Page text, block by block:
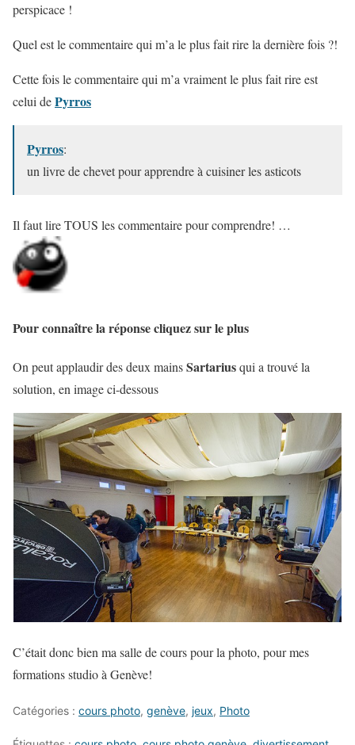
perspicace !
Quel est le commentaire qui m’a le plus fait rire la dernière fois ?!
Cette fois le commentaire qui m’a vraiment le plus fait rire est
celui dePyrros
Pyrros:
un livre de chevet pour apprendre à cuisiner les asticots
Il faut lire TOUS les commentaire pour comprendre! …
Pour connaître la réponse cliquez sur le plus
On peut applaudir des deux mainsSartariusqui a trouvé la
solution, en image ci-dessous
C’était donc bien ma salle de cours pour la photo, pour mes
formations studio à Genève!
Catégories : cours photo, genève, jeux, Photo